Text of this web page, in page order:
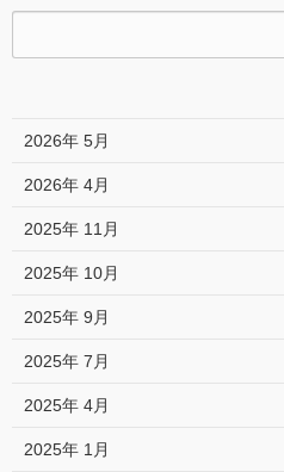
2026年 5月
2026年 4月
2025年 11月
2025年 10月
2025年 9月
2025年 7月
2025年 4月
2025年 1月